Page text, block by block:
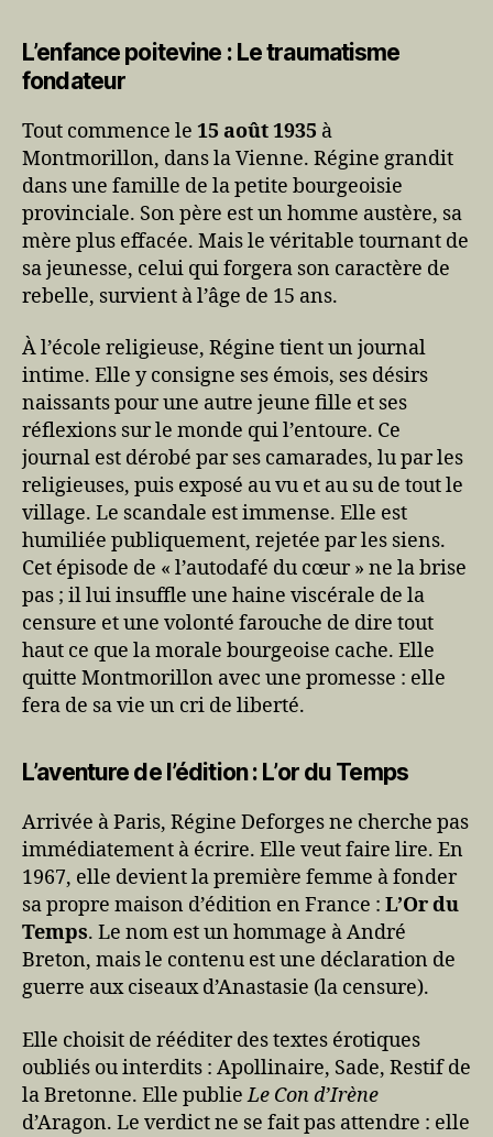
L’enfance poitevine : Le traumatisme
fondateur
Tout commence le 15 août 1935 à
Montmorillon, dans la Vienne. Régine grandit
dans une famille de la petite bourgeoisie
provinciale. Son père est un homme austère, sa
mère plus effacée. Mais le véritable tournant de
sa jeunesse, celui qui forgera son caractère de
rebelle, survient à l’âge de 15 ans.
À l’école religieuse, Régine tient un journal
intime. Elle y consigne ses émois, ses désirs
naissants pour une autre jeune fille et ses
réflexions sur le monde qui l’entoure. Ce
journal est dérobé par ses camarades, lu par les
religieuses, puis exposé au vu et au su de tout le
village. Le scandale est immense. Elle est
humiliée publiquement, rejetée par les siens.
Cet épisode de « l’autodafé du cœur » ne la brise
pas ; il lui insuffle une haine viscérale de la
censure et une volonté farouche de dire tout
haut ce que la morale bourgeoise cache. Elle
quitte Montmorillon avec une promesse : elle
fera de sa vie un cri de liberté.
L’aventure de l’édition : L’or du Temps
Arrivée à Paris, Régine Deforges ne cherche pas
immédiatement à écrire. Elle veut faire lire. En
1967, elle devient la première femme à fonder
sa propre maison d’édition en France : L’Or du
Temps. Le nom est un hommage à André
Breton, mais le contenu est une déclaration de
guerre aux ciseaux d’Anastasie (la censure).
Elle choisit de rééditer des textes érotiques
oubliés ou interdits : Apollinaire, Sade, Restif de
la Bretonne. Elle publieLe Con d’Irène
d’Aragon. Le verdict ne se fait pas attendre : elle